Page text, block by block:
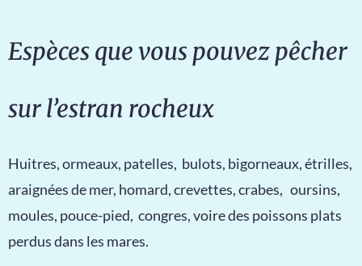
Espèces que vous pouvez pêcher
sur l’estran rocheux
Huitres, ormeaux, patelles, bulots, bigorneaux, étrilles,
araignées de mer, homard, crevettes, crabes, oursins,
moules, pouce-pied, congres, voire des poissons plats
perdus dans les mares.